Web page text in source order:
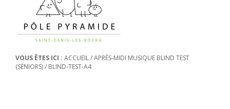
VOUS ÊTES ICI : ACCUEIL/APRÈS-MIDI MUSIQUE BLIND TEST
(SÉNIORS)/ BLIND-TEST-A4